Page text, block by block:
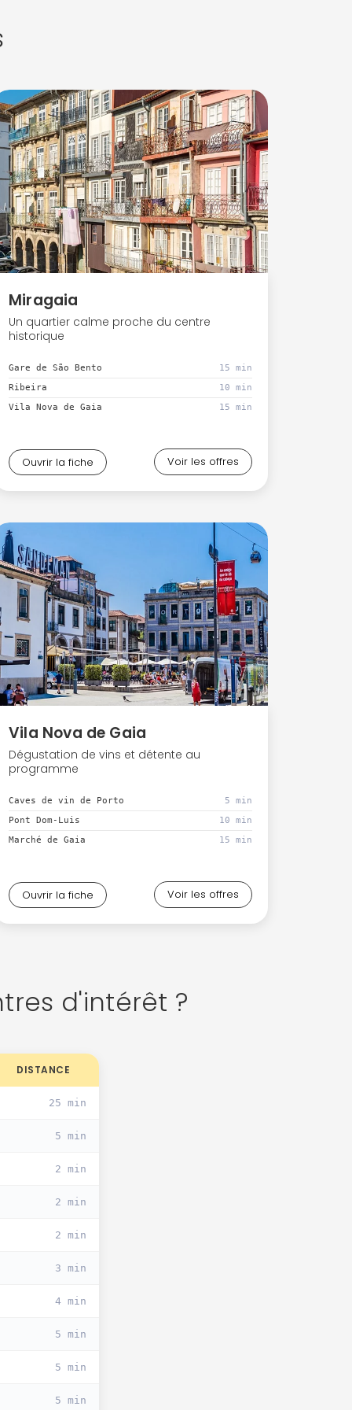
Miragaia
Un quartier calme proche du centre
historique
Gare de São Bento
15 min
Ribeira
10 min
Vila Nova de Gaia
15 min
Ouvrir la fiche Voir les offres
Vila Nova de Gaia
Dégustation de vins et détente au
programme
Caves de vin de Porto
5 min
Pont Dom-Luis
10 min
Marché de Gaia
15 min
Ouvrir la fiche Voir les offres
d'intérêt ?
DISTANCE
25 min
5 min
2 min
2 min
2 min
3 min
4 min
5 min
5 min
5 min